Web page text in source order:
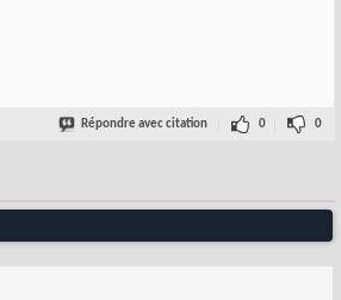
Répondre avec citation 0 0